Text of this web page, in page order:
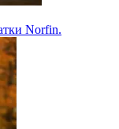
Norfin.